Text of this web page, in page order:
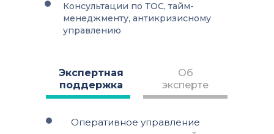
Консультации по ТОС, тайм-
менеджменту, антикризисному
управлению
Оперативное управление
Экспертная
поддержка
Об
эксперте